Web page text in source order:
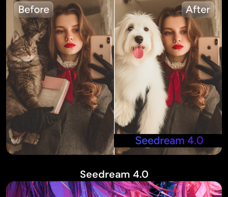
Seedream 4.0